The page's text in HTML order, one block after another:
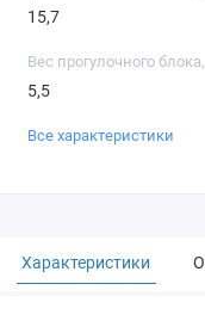
15,7
Вес прогулочного
5,5
Все характеристики
Характеристики